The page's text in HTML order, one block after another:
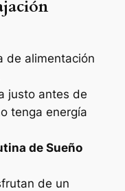
de alimentación
justo antes de
tenga energía
de Sueño
de un